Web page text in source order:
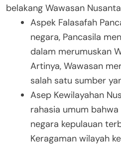
belakang Wawasan
Aspek Falasafah
negara, Pancasila
dalam merumuskan
Artinya, Wawasan
salah satu sumber
Asep Kewilayahan
rahasia umum
negara kepulauan
Keragaman wilayah